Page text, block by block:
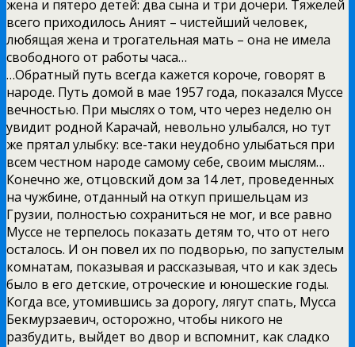
жена и пятеро детей: два сына и три дочери. Тяжелей
всего приходилось Аният – чистейший человек,
любящая жена и трогательная мать – она не имела
свободного от работы часа…
…Обратный путь всегда кажется короче, говорят в
народе. Путь домой в мае 1957 года, показался Муссе
вечностью. При мыслях о том, что через неделю он
увидит родной Карачай, невольно улыбался, но тут
же прятал улыбку: все-таки неудобно улыбаться при
всем честном народе самому себе, своим мыслям…
Конечно же, отцовский дом за 14 лет, проведенных
на чужбине, отданный на откуп пришельцам из
Грузии, полностью сохраниться не мог, и все равно
Муссе не терпелось показать детям то, что от него
осталось. И он повел их по подворью, по запустелым
комнатам, показывая и рассказывая, что и как здесь
было в его детские, отроческие и юношеские годы.
Когда все, утомившись за дорогу, лягут спать, Мусса
Бекмурзаевич, осторожно, чтобы никого не
разбудить, выйдет во двор и вспомнит, как сладко